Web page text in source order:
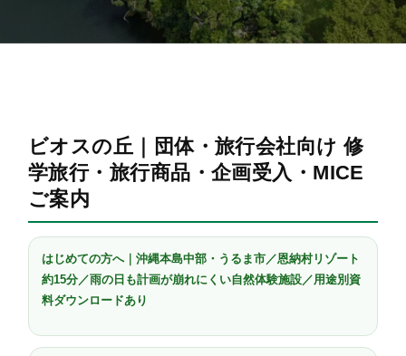
ビオスの丘｜団体・旅行会社向け 修
学旅行・旅行商品・企画受入・MICE
ご案内
はじめての方へ｜沖縄本島中部・うるま市／恩納村リゾート
約15分／雨の日も計画が崩れにくい自然体験施設／用途別資
料ダウンロードあり